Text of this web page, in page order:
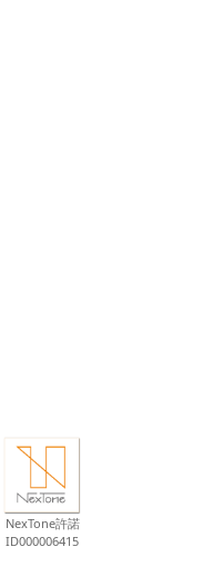
NexTone許諾
ID000006415